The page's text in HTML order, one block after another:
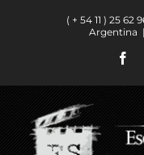
( + 54 11 ) ​25
Argentina |